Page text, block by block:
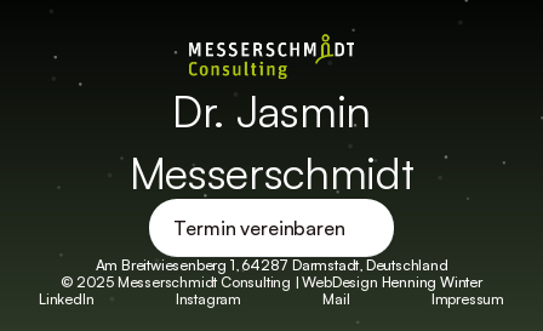
Dr. Jasmin
Messerschmidt
Termin vereinbaren
Am Breitwiesenberg 1, 64287 Darmstadt, Deutschland
© 2025 Messerschmidt Consulting | WebDesign Henning Winter
LinkedIn
Instagram Mail Impressum